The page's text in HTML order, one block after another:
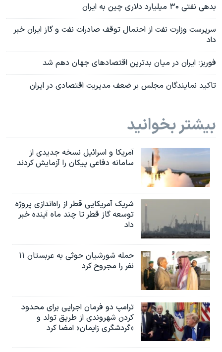
بدهی نفتی ۳۰ میلیارد دلاری چین به ایران
سرپرست وزارت نفت از احتمال توقف صادرات نفت و گاز ایران خبر
داد
فوربز: ایران در میان بدترین اقتصادهای جهان دهم شد
تاکید نمايندگان مجلس بر ضعف مدیریت اقتصادی در ایران
بیشتر بخوانید
آمریکا و اسرائیل نسخه جدیدی از
سامانه دفاعی پیکان را آزمایش کردند
شریک آمریکایی قطر از راه‌اندازی پروژه
توسعه گاز قطر تا چند ماه آینده خبر
داد
حمله شورشیان حوثی به عربستان ۱۱
نفر را مجروح کرد
ترامپ دو فرمان اجرایی برای محدود
کردن شهروندی از طریق تولد و
«گردشگری زایمان» امضا کرد